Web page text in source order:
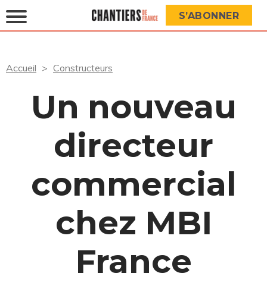
S’ABONNER
Accueil Constructeurs
Un nouveau
directeur
commercial
chez MBI
France